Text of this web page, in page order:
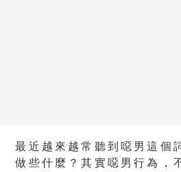
最近越來越常聽到噁男這個
做些什麼？其實噁男行為，